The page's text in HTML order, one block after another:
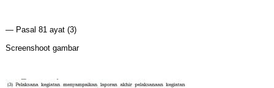
— Pasal 81 ayat (3)
Screenshoot gambar